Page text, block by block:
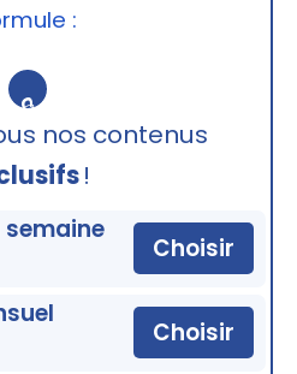
:
🔒
nos contenus
!
Choisir
Choisir